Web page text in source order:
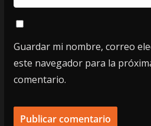
Guardar mi nombre, correo
este navegador para la
comentario.